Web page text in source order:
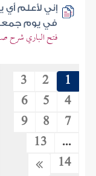
إني لأعلم
في يوم
فتح الباري شرح
1
2
3
4
5
6
7
8
9
...
13
14